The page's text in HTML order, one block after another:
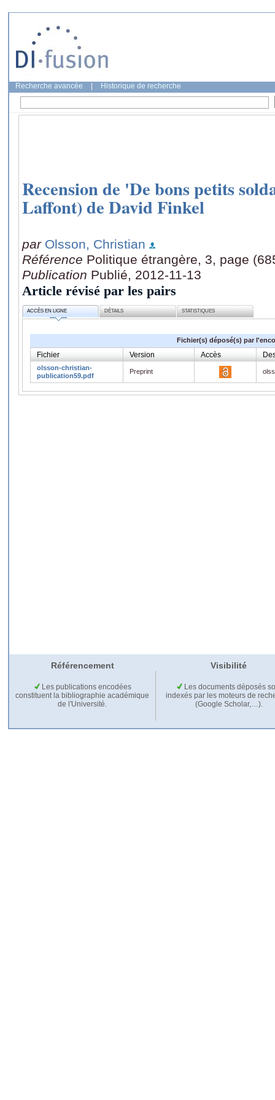
Recherche avancée Historique de recherche
Recension de 'De bons petits
Laffont) de David Finkel
par Olsson, Christian
Référence Politique étrangère, 3, page
Publication Publié, 2012-11-13
Article révisé par les pairs
ACCÈS EN LIGNE DÉTAILS STATISTIQUES
Fichier(s) déposé(s) par
Fichier Version Accès
olsson-christian-
publication59.pdf
Preprint
Référencement Visibilité
Les publications encodées
constituent la bibliographie académique
de l'Université.
Les documents déposés
indexés par les moteurs de
(Google Scholar,…).